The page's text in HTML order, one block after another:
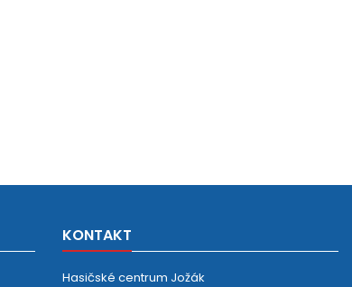
KONTAKT
Hasičské centrum Jožák